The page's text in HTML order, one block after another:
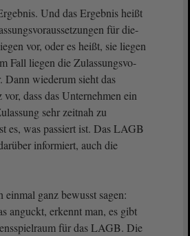
Und das Ergebnis heißt
für die-
vor, oder es heißt, sie liegen
Fall liegen die Zulassungsvo-
Dann wiederum sieht das
vor, dass das Unternehmen ein
sehr zeitnah zu
es, was passiert ist. Das LAGB
informiert, auch die
ganz bewusst sagen:
anguckt, erkennt man, es gibt
für das LAGB. Die